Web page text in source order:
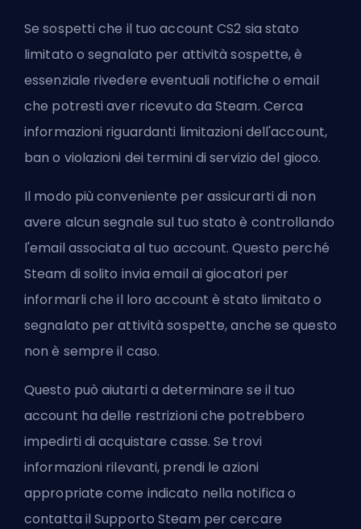
Se sospetti che il tuo account CS2 sia stato
limitato o segnalato per attività sospette, è
essenziale rivedere eventuali notifiche o email
che potresti aver ricevuto da Steam. Cerca
informazioni riguardanti limitazioni dell'account,
ban o violazioni dei termini di servizio del gioco.
Il modo più conveniente per assicurarti di non
avere alcun segnale sul tuo stato è controllando
l'email associata al tuo account. Questo perché
Steam di solito invia email ai giocatori per
informarli che il loro account è stato limitato o
segnalato per attività sospette, anche se questo
non è sempre il caso.
Questo può aiutarti a determinare se il tuo
account ha delle restrizioni che potrebbero
impedirti di acquistare casse. Se trovi
informazioni rilevanti, prendi le azioni
appropriate come indicato nella notifica o
contatta il Supporto Steam per cercare